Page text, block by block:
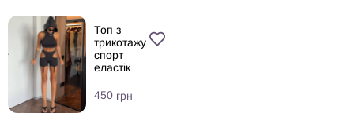
Топ з
трикотажу
спорт
еластік
450 грн